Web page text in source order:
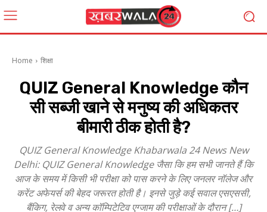
Home शिक्षा
QUIZ General Knowledge कौन
सी सब्जी खाने से मनुष्य की अधिकतर
बीमारी ठीक होती है?
QUIZ General Knowledge Khabarwala 24 News New
Delhi: QUIZ General Knowledge जैसा कि हम सभी जानते हैं कि
आज के समय में किसी भी परीक्षा को पास करने के लिए जनलर नॉलेज और
करेंट अफेयर्स की बेहद जरूरत होती है। इनसे जुड़े कई सवाल एसएससी,
बैंकिग, रेलवे व अन्य कॉम्पिटेटिव एग्जाम की परीक्षाओं के दौरान […]